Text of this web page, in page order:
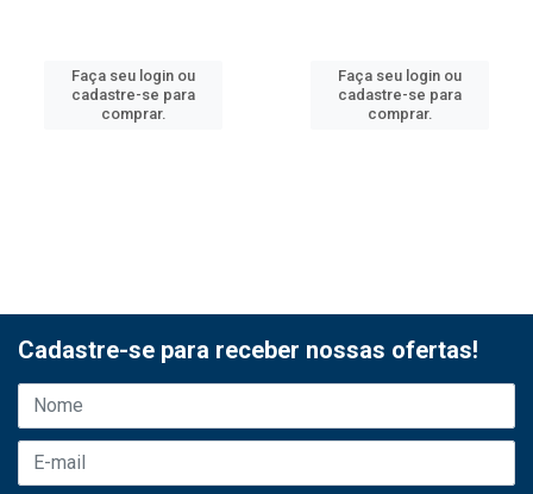
Faça seu login ou
cadastre-se para
comprar.
Faça seu login ou
cadastre-se para
comprar.
Cadastre-se para receber nossas ofertas!